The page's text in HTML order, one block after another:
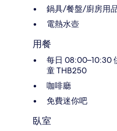
鍋具/餐盤/廚房用
電熱水壺
用餐
每日 08:00–10:30
童 THB250
咖啡廳
免費迷你吧
臥室